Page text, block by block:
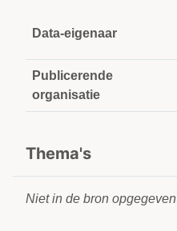
Data-eigenaar
Publicerende
organisatie
Thema's
Niet in de bron opgegeven